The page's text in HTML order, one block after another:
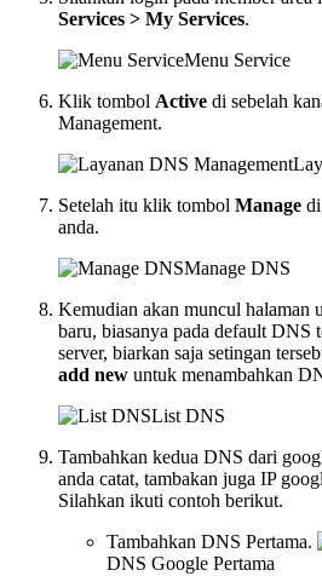
Services > My Services.
Menu Service
Klik tombol Active di sebelah
Management.
Setelah itu klik tombol Manage
anda.
Manage DNS
Kemudian akan muncul halaman
baru, biasanya pada default DNS
server, biarkan saja setingan
add new untuk menambahkan
List DNS
Tambahkan kedua DNS dari
anda catat, tambakan juga IP
Silahkan ikuti contoh berikut.
Tambahkan DNS Pertama.
DNS Google Pertama